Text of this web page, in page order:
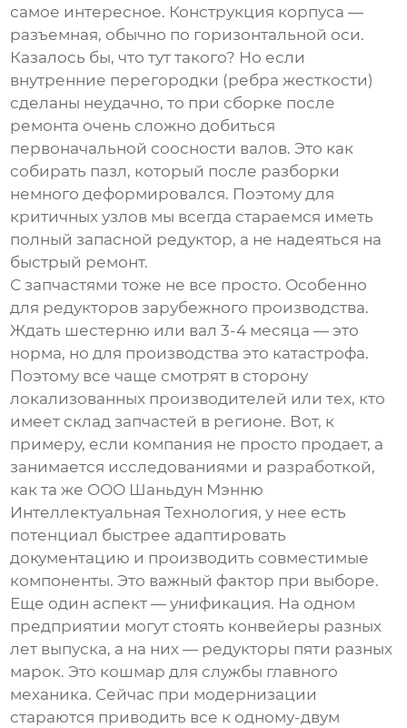
самое интересное. Конструкция корпуса —
разъемная, обычно по горизонтальной оси.
Казалось бы, что тут такого? Но если
внутренние перегородки (ребра жесткости)
сделаны неудачно, то при сборке после
ремонта очень сложно добиться
первоначальной соосности валов. Это как
собирать пазл, который после разборки
немного деформировался. Поэтому для
критичных узлов мы всегда стараемся иметь
полный запасной редуктор, а не надеяться на
быстрый ремонт.
С запчастями тоже не все просто. Особенно
для редукторов зарубежного производства.
Ждать шестерню или вал 3-4 месяца — это
норма, но для производства это катастрофа.
Поэтому все чаще смотрят в сторону
локализованных производителей или тех, кто
имеет склад запчастей в регионе. Вот, к
примеру, если компания не просто продает, а
занимается исследованиями и разработкой,
как та же ООО Шаньдун Мэнню
Интеллектуальная Технология, у нее есть
потенциал быстрее адаптировать
документацию и производить совместимые
компоненты. Это важный фактор при выборе.
Еще один аспект — унификация. На одном
предприятии могут стоять конвейеры разных
лет выпуска, а на них — редукторы пяти разных
марок. Это кошмар для службы главного
механика. Сейчас при модернизации
стараются приводить все к одному-двум